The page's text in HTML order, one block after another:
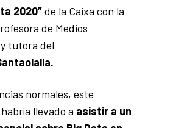
2020”de la Caixa con la
de Medios
tutora del
normales, este
llevado a asistir a un